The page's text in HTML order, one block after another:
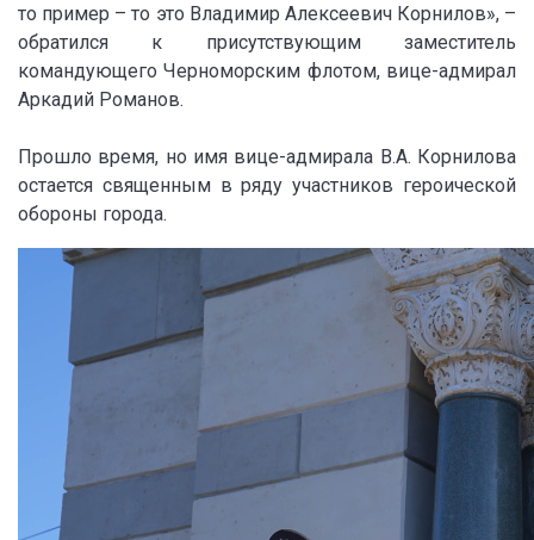
то пример – то это Владимир Алексеевич Корнилов», –
обратился к присутствующим заместитель
командующего Черноморским флотом, вице-адмирал
Аркадий Романов.
Прошло время, но имя вице-адмирала В.А. Корнилова
остается священным в ряду участников героической
обороны города.